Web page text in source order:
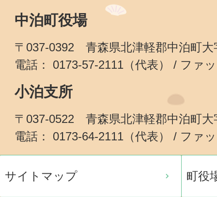
中泊町役場
〒037-0392 青森県北津軽郡中泊町大
電話： 0173-57-2111（代表） / ファ
小泊支所
〒037-0522 青森県北津軽郡中泊町大
電話： 0173-64-2111（代表） / ファ
サイトマップ 町役